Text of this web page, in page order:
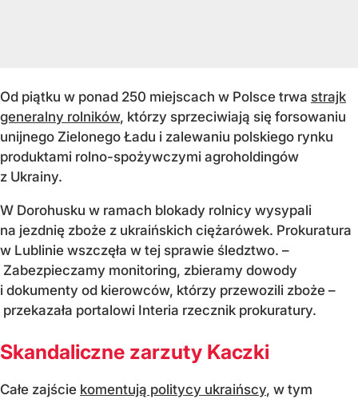
Od piątku w ponad 250 miejscach w Polsce trwa strajk
generalny rolników, którzy sprzeciwiają się forsowaniu
unijnego Zielonego Ładu i zalewaniu polskiego rynku
produktami rolno-spożywczymi agroholdingów
z Ukrainy.
W Dorohusku w ramach blokady rolnicy wysypali
na jezdnię zboże z ukraińskich ciężarówek. Prokuratura
w Lublinie wszczęła w tej sprawie śledztwo. –
Zabezpieczamy monitoring, zbieramy dowody
i dokumenty od kierowców, którzy przewozili zboże –
przekazała portalowi Interia rzecznik prokuratury.
Skandaliczne zarzuty Kaczki
Całe zajście komentują politycy ukraińscy, w tym